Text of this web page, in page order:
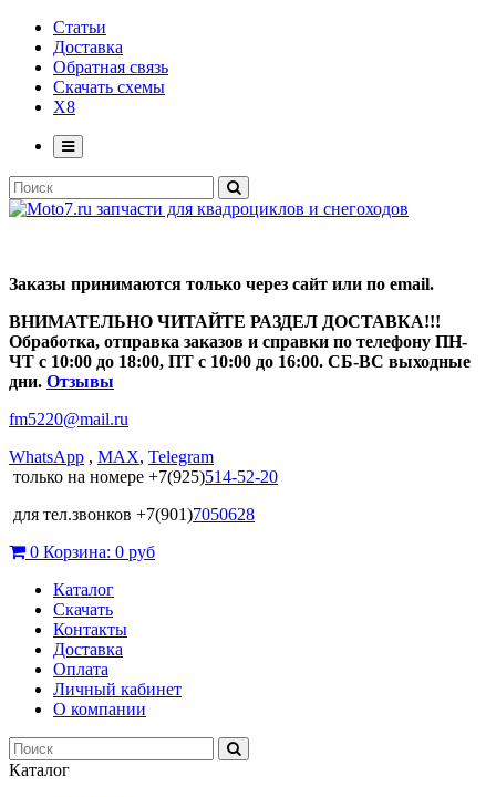
Статьи
Доставка
Обратная связь
Скачать схемы
X8
Заказы принимаются только через сайт или по email.
ВНИМАТЕЛЬНО ЧИТАЙТЕ РАЗДЕЛ ДОСТАВКА!!!
Обработка, отправка заказов и справки по телефону ПН-
ЧТ с 10:00 до 18:00, ПТ с 10:00 до 16:00. СБ-ВС выходные
дни. Отзывы
fm5220@mail.ru
WhatsApp , MAX, Telegram
только на номере +7(925)514-52-20
для тел.звонков +7(901)7050628
0 Корзина: 0 руб
Каталог
Скачать
Контакты
Доставка
Оплата
Личный кабинет
О компании
Каталог